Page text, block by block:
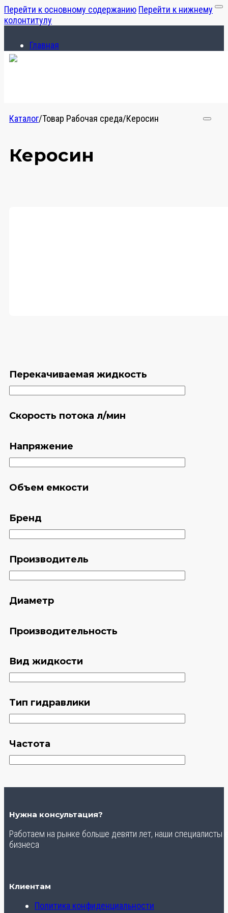
Перейти к основному содержанию Перейти к нижнему
колонтитулу
Главная
Каталог
Каталог/Товар Рабочая среда/Керосин
Керосин
Перекачиваемая жидкость
Скорость потока л/мин
Напряжение
Объем емкости
Бренд
Производитель
Диаметр
Производительность
Вид жидкости
Тип гидравлики
Частота
Нужна консультация?
Работаем на рынке больше девяти лет, наши
бизнеса
Клиентам
Политика конфиденциальности